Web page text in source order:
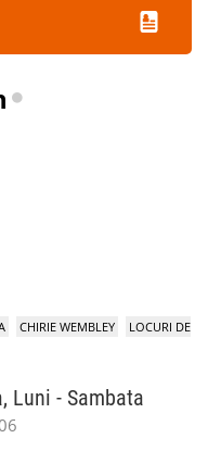
CHIRIE WEMBLEY
LOCURI DE
Luni - Sambata